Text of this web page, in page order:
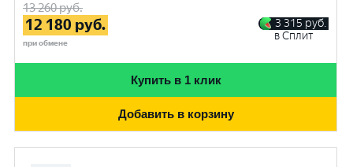
13 260руб.
12 180 руб.
при обмене
3 315 руб.
в Сплит
Купить в 1 клик
Добавить в корзину